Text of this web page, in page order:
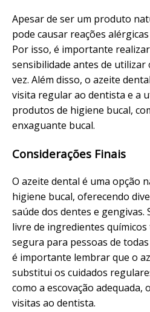
Apesar de ser um produto
pode causar reações
Por isso, é importante
sensibilidade antes de
vez. Além disso, o azeite
visita regular ao dentista e a
produtos de higiene bucal,
enxaguante bucal.
Considerações Finais
O azeite dental é uma opção
higiene bucal, oferecendo
saúde dos dentes e gengivas.
livre de ingredientes
segura para pessoas de
é importante lembrar que o
substitui os cuidados
como a escovação adequada,
visitas ao dentista.